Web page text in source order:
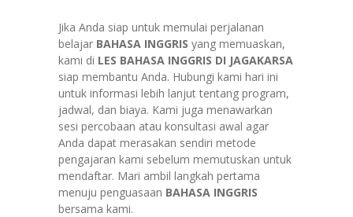
Jika Anda siap untuk memulai perjalanan
belajar BAHASA INGGRIS yang memuaskan,
kami di LES BAHASA INGGRIS DI JAGAKARSA
siap membantu Anda. Hubungi kami hari ini
untuk informasi lebih lanjut tentang program,
jadwal, dan biaya. Kami juga menawarkan
sesi percobaan atau konsultasi awal agar
Anda dapat merasakan sendiri metode
pengajaran kami sebelum memutuskan untuk
mendaftar. Mari ambil langkah pertama
menuju penguasaan BAHASA INGGRIS
bersama kami.